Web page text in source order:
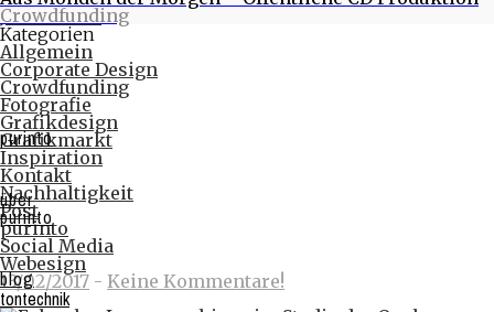
Crowdfunding
purinto
über
purinto
blog
Januar 2016
Kategorien
Allgemein
Corporate Design
Crowdfunding
Fotografie
Grafikdesign
Grafikmarkt
Inspiration
Kontakt
Nachhaltigkeit
Post
purinto
Social Media
Webesign
13/02/2017 - Keine Kommentare!
tontechnik